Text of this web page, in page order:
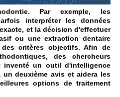
Par exemple, les
interpréter les données
et la décision d'effectuer
ou une extraction dentaire
critères objectifs. Afin de
des chercheurs
inventé un outil d'intelligence
deuxième avis et aidera les
options de traitement